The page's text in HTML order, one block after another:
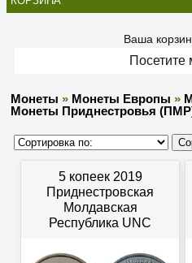
Ваша
Посетите
Монеты » Монеты Европы »
Монеты Приднестровья
5 копеек 2019
Приднестровская
Молдавская
Республика UNC